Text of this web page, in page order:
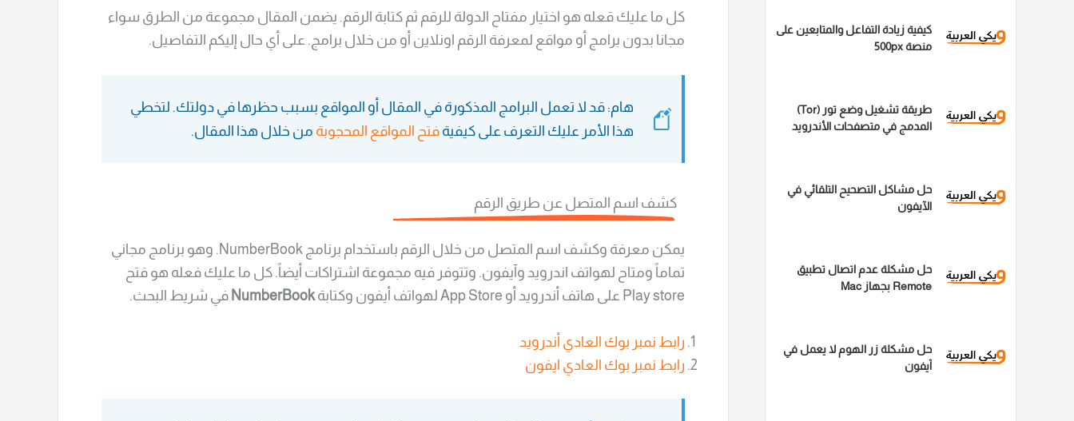
كيفية زيادة التفاعل والمتابعين على
منصة 500px
طريقة تشغيل وضع تور (Tor)
المدمج في متصفحات الأندرويد
حل مشاكل التصحيح التلقائي في
الآيفون
حل مشكلة عدم اتصال تطبيق
Remote بجهاز Mac
حل مشكلة زر الهوم لا يعمل في
آيفون
كل ما عليك قعله هو اختيار مفتاح الدولة للرقم ثم كتابة الرقم. يضمن المقال مجموعة من الطرق سواء
مجانا بدون برامج أو مواقع لمعرفة الرقم اونلاين أو من خلال برامج. على أي حال إليكم التفاصيل.
هام: قد لا تعمل البرامج المذكورة في المقال أو المواقع بسبب حظرها في دولتك. لتخطي
هذا الأمر عليك التعرف على كيفية فتح المواقع المحجوبة من خلال هذا المقال.
كشف اسم المتصل عن طريق الرقم
يمكن معرفة وكشف اسم المتصل من خلال الرقم باستخدام برنامج NumberBook. وهو برنامج مجاني
تماماً ومتاح لهواتف اندرويد وآيفون. وتتوفر فيه مجموعة اشتراكات أيضاً. كل ما عليك فعله هو فتح
Play store على هاتف أندرويد أو App Store لهواتف أيفون وكتابة
NumberBook في شريط البحث.
رابط نمبر بوك العادي أندرويد
رابط نمبر بوك العادي ايفون